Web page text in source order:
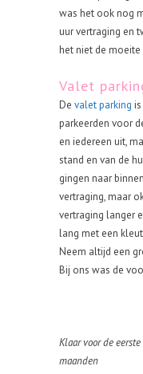
was het ook nog
uur vertraging en
het niet de
Valet
De valet parking
parkeerden voor
en iedereen uit,
stand en van de
gingen naar
vertraging, maar
vertraging langer
lang met een
Neem altijd een
Bij ons was de
Klaar voor de
maanden